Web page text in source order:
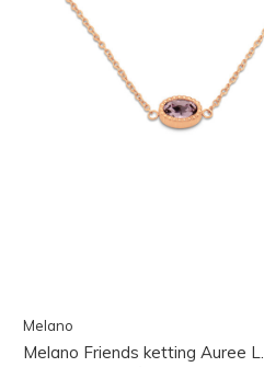
Melano
Melano Friends ketting Auree L.